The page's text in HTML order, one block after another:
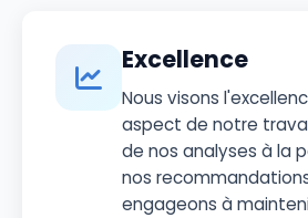
Excellence
Nous visons
aspect de notre
de nos analyses à la
nos
engageons à